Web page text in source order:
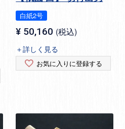
白紙2号
¥ 50,160 税込
＋詳しく見る
お気に入りに登録する